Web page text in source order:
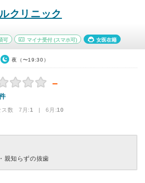
クリニック
可 マイナ受付 (スマホ可) 女医在籍
夜（〜19:30）
－
ス数 7月:1 | 6月:10
親知らずの抜歯